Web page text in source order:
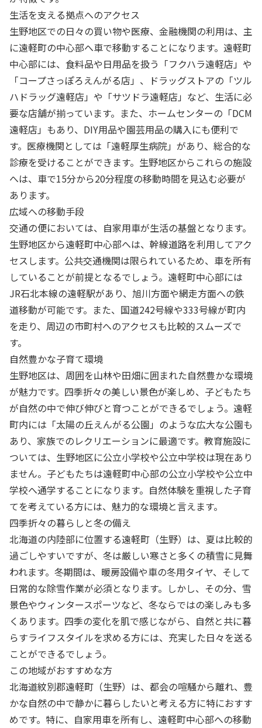
生活を支える拠点へのアクセス
生野地区での日々の買い物や医療、金融機関の利用は、主
に遠軽町の中心部へ車で移動することになります。遠軽町
中心部には、食料品や日用品を扱う「フクハラ遠軽店」や
「コープさっぽろえんがる店」、ドラッグストアの「ツル
ハドラッグ遠軽店」や「サツドラ遠軽店」など、生活に必
要な店舗が揃っています。また、ホームセンターの「DCM
遠軽店」もあり、DIY用品や園芸用品の購入にも便利で
す。医療機関としては「遠軽厚生病院」があり、総合的な
診療を受けることができます。生野地区からこれらの施設
へは、車で15分から20分程度の移動時間を見込む必要が
あります。
広域への移動手段
交通の便においては、自家用車が生活の基盤となります。
生野地区から遠軽町中心部へは、幹線道路を利用してアク
セスします。公共交通機関は限られているため、車を所有
していることが前提となるでしょう。遠軽町中心部には
JR石北本線の遠軽駅があり、旭川方面や網走方面への鉄
道移動が可能です。また、国道242号線や333号線が町内
を走り、周辺の市町村へのアクセスも比較的スムーズで
す。
自然豊かな子育て環境
生野地区は、周囲を山林や田畑に囲まれた自然豊かな環境
が魅力です。四季折々の美しい景色が楽しめ、子どもたち
が自然の中で伸び伸びと育つことができるでしょう。遠軽
町内には「太陽の丘えんがる公園」のような広大な公園も
あり、家族でのレクリエーションに最適です。教育施設に
ついては、生野地区に公立小学校や公立中学校は現在あり
ません。子どもたちは遠軽町中心部の公立小学校や公立中
学校へ通学することになります。自然体験を重視した子育
てを考えている方には、魅力的な環境と言えます。
四季折々の暮らしと冬の備え
北海道の内陸部に位置する遠軽町（生野）は、夏は比較的
過ごしやすいですが、冬は厳しい寒さと多くの積雪に見舞
われます。冬期間は、暖房設備や車の冬用タイヤ、そして
日常的な除雪作業が必須となります。しかし、その分、雪
景色やウィンタースポーツなど、冬ならではの楽しみも多
くあります。四季の変化を肌で感じながら、自然と共に暮
らすライフスタイルを求める方には、充実した日々を送る
ことができるでしょう。
この地域がおすすめな方
北海道紋別郡遠軽町（生野）は、都会の喧騒から離れ、豊
かな自然の中で静かに暮らしたいと考える方に特におすす
めです。特に、自家用車を所有し、遠軽町中心部への移動